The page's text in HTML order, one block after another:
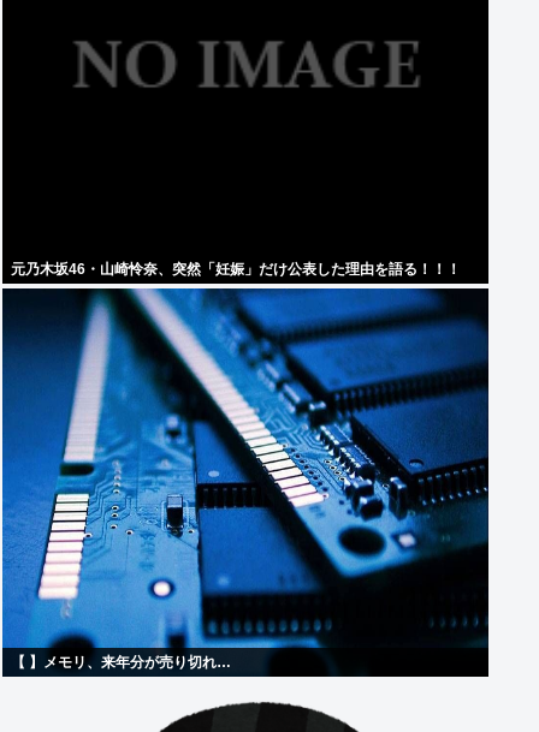
元乃木坂46・山崎怜奈、突然「妊娠」だけ公表した理由を語る！！！
【 】メモリ、来年分が売り切れ…